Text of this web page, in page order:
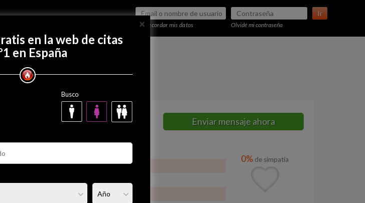
Ir
Recordar mis datos Olvidé mi contraseña
gratis
Enviar mensaje ahora
Pelo: Moreno
0% de simpatía
×
en la web de citas
en España
Busco